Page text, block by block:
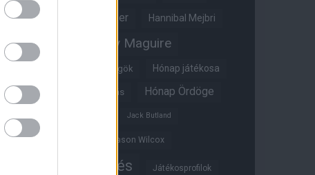
Gary Neville Glazer Hannibal Mejbri
Harry Amass Harry Maguire
Híres magyar Vörös Ördögök Hónap játékosa
Hónap legjobbja szavazás Hónap Ördöge
Jack Butland
Jadon Sancho Jason Wilcox
Játékosértékelés Játékosprofilok